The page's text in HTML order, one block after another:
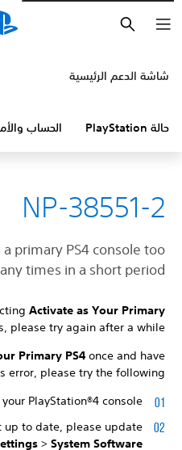
شاشة الدعم الرئيسية
حالة PlayStation الحساب
NP-38551-2
primary PS4 console too
times in a short period.
Activate as Your Primary
please try again after a while.
Primary PS4 once and have
error, please try the following:
PlayStation®4 console.
up to date, please update
> System Software